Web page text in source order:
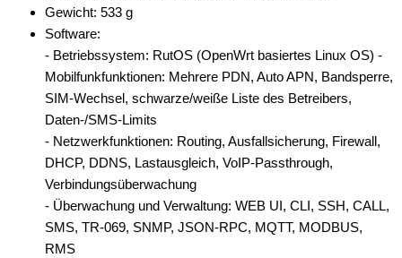
Gewicht: 533 g
Software:
- Betriebssystem: RutOS (OpenWrt basiertes Linux OS) -
Mobilfunkfunktionen: Mehrere PDN, Auto APN, Bandsperre,
SIM-Wechsel, schwarze/weiße Liste des Betreibers,
Daten-/SMS-Limits
- Netzwerkfunktionen: Routing, Ausfallsicherung, Firewall,
DHCP, DDNS, Lastausgleich, VoIP-Passthrough,
Verbindungsüberwachung
- Überwachung und Verwaltung: WEB UI, CLI, SSH, CALL,
SMS, TR-069, SNMP, JSON-RPC, MQTT, MODBUS,
RMS